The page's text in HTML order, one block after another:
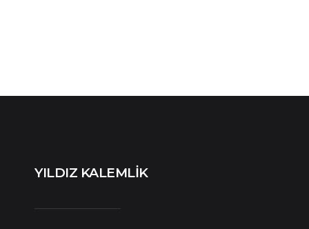
YILDIZ KALEMLİK